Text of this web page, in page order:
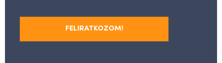
FELIRATKOZOM!